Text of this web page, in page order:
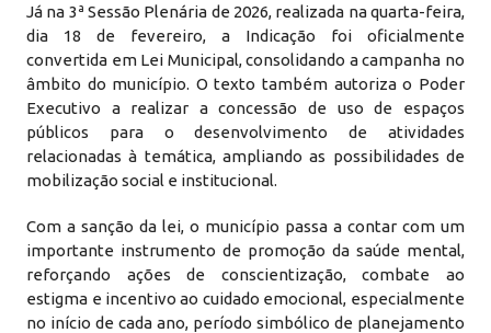
Já na 3ª Sessão Plenária de 2026, realizada na quarta-feira,
dia 18 de fevereiro, a Indicação foi oficialmente
convertida em Lei Municipal, consolidando a campanha no
âmbito do município. O texto também autoriza o Poder
Executivo a realizar a concessão de uso de espaços
públicos para o desenvolvimento de atividades
relacionadas à temática, ampliando as possibilidades de
mobilização social e institucional.
Com a sanção da lei, o município passa a contar com um
importante instrumento de promoção da saúde mental,
reforçando ações de conscientização, combate ao
estigma e incentivo ao cuidado emocional, especialmente
no início de cada ano, período simbólico de planejamento